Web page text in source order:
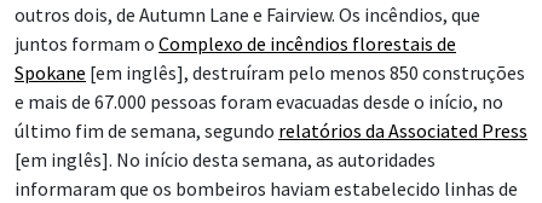
outros dois, de Autumn Lane e Fairview. Os incêndios, que
juntos formam o Complexo de incêndios florestais de
Spokane [em inglês], destruíram pelo menos 850 construções
e mais de 67.000 pessoas foram evacuadas desde o início, no
último fim de semana, segundo relatórios da Associated Press
[em inglês]. No início desta semana, as autoridades
informaram que os bombeiros haviam estabelecido linhas de